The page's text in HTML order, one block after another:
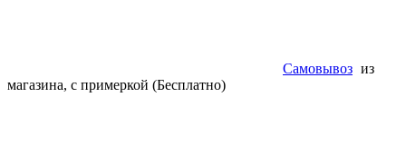
Самовывоз из
магазина, с примеркой (Бесплатно)